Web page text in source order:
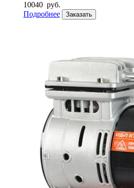
10040 руб.
Подробнее
Заказать